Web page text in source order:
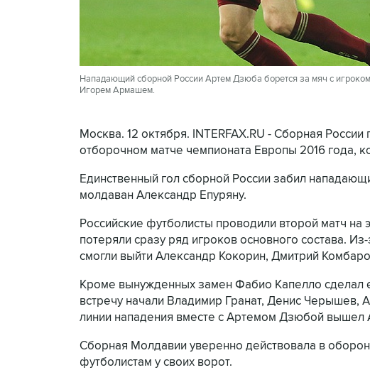
Нападающий сборной России Артем Дзюба борется за мяч с
Игорем Армашем.
Москва. 12 октября. INTERFAX.RU - Сборная
отборочном матче чемпионата Европы 2016 года,
Единственный гол сборной России забил
молдаван Александр Епуряну.
Российские футболисты проводили второй матч на
потеряли сразу ряд игроков основного состава.
смогли выйти Александр Кокорин, Дмитрий
Кроме вынужденных замен Фабио Капелло сделал
встречу начали Владимир Гранат, Денис
линии нападения вместе с Артемом Дзюбой вышел
Сборная Молдавии уверенно действовала в
футболистам у своих ворот.